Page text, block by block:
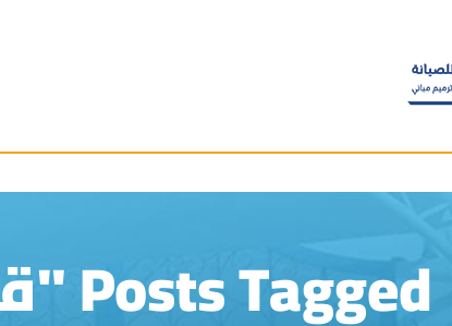
Posts Tagged "قرميد الشرقية"